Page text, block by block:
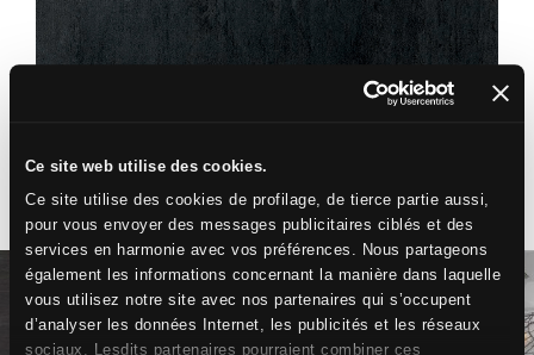
Ce site web utilise des cookies.
Ce site utilise des cookies de profilage, de tierce partie aussi,
pour vous envoyer des messages publicitaires ciblés et des
services en harmonie avec vos préférences. Nous partageons
également les informations concernant la manière dans laquelle
vous utilisez notre site avec nos partenaires qui s’occupent
d’analyser les données Internet, les publicités et les réseaux
sociaux. Lesdits partenaires pourraient combiner ces
NONAME
VOUS POURRIEZ ÉGALEMENT APPRÉCIER :